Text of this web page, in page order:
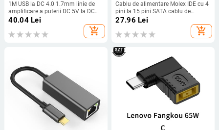
1M USB la DC 4.0 1.7mm linie de
amplificare a puterii DC 5V la DC
5V 9V 12V Modul Step UP Cablu
adaptor convertizor USB Cablu
mufă 1,7 x 4,0mm
40.04Lei
add_shopping_cart
Cablu de alimentare Molex IDE cu 4
pini la 15 pini SATA cablu de
prelungire SATA masculin la femel
Adaptor de cablu de alimentare
pentru hard disk pentru computer
27.96 Lei
add_shopping_cart